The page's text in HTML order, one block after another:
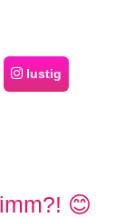
lustig
😊